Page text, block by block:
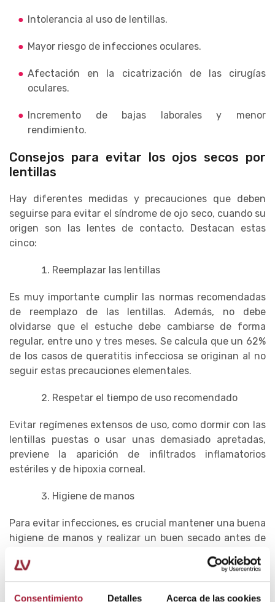
Consentimiento Detalles Acerca de las cookies
Intolerancia al uso de lentillas.
Mayor riesgo de infecciones oculares.
Afectación en la cicatrización de las cirugías
oculares.
Incremento de bajas laborales y menor
rendimiento.
Consejos para evitar los ojos secos por
lentillas
Hay diferentes medidas y precauciones que deben
seguirse para evitar el síndrome de ojo seco, cuando su
origen son las lentes de contacto. Destacan estas
cinco:
Reemplazar las lentillas
Es muy importante cumplir las normas recomendadas
de reemplazo de las lentillas. Además, no debe
olvidarse que el estuche debe cambiarse de forma
regular, entre uno y tres meses. Se calcula que un 62%
de los casos de queratitis infecciosa se originan al no
seguir estas precauciones elementales.
Respetar el tiempo de uso recomendado
Evitar regímenes extensos de uso, como dormir con las
lentillas puestas o usar unas demasiado apretadas,
previene la aparición de infiltrados inflamatorios
estériles y de hipoxia corneal.
Higiene de manos
Para evitar infecciones, es crucial mantener una buena
higiene de manos y realizar un buen secado antes de
Evitar el contacto con agua